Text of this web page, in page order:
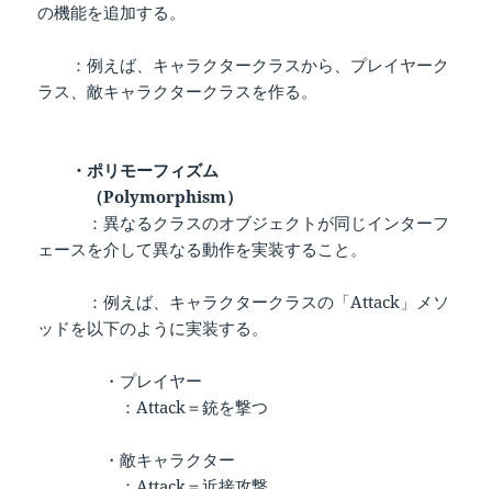
の機能を追加する。
：例えば、キャラクタークラスから、プレイヤーク
ラス、敵キャラクタークラスを作る。
・ポリモーフィズム
（Polymorphism）
：異なるクラスのオブジェクトが同じインターフ
ェースを介して異なる動作を実装すること。
：例えば、キャラクタークラスの「Attack」メソ
ッドを以下のように実装する。
・プレイヤー
：Attack＝銃を撃つ
・敵キャラクター